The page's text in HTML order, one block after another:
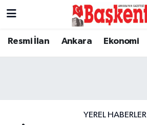
Resmi İlan Ankara Ekonomi
YEREL HABERLER